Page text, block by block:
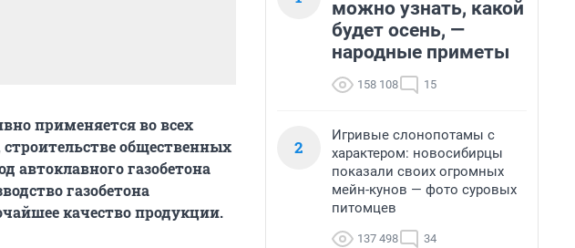
применяется во всех
общественных
автоклавного газобетона
газобетона
качество продукции.
можно узнать, какой
будет осень, —
народные приметы
158 108 15
2
Игривые слонопотамы с
характером: новосибирцы
показали своих огромных
мейн-кунов — фото суровых
питомцев
137 498 34